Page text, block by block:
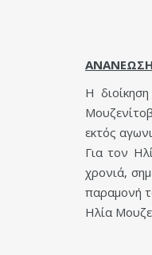
ΑΝΑΝΕΩΣΗ
Η
εκτός
Για τον
χρονιά,
παραμονή
Ηλία